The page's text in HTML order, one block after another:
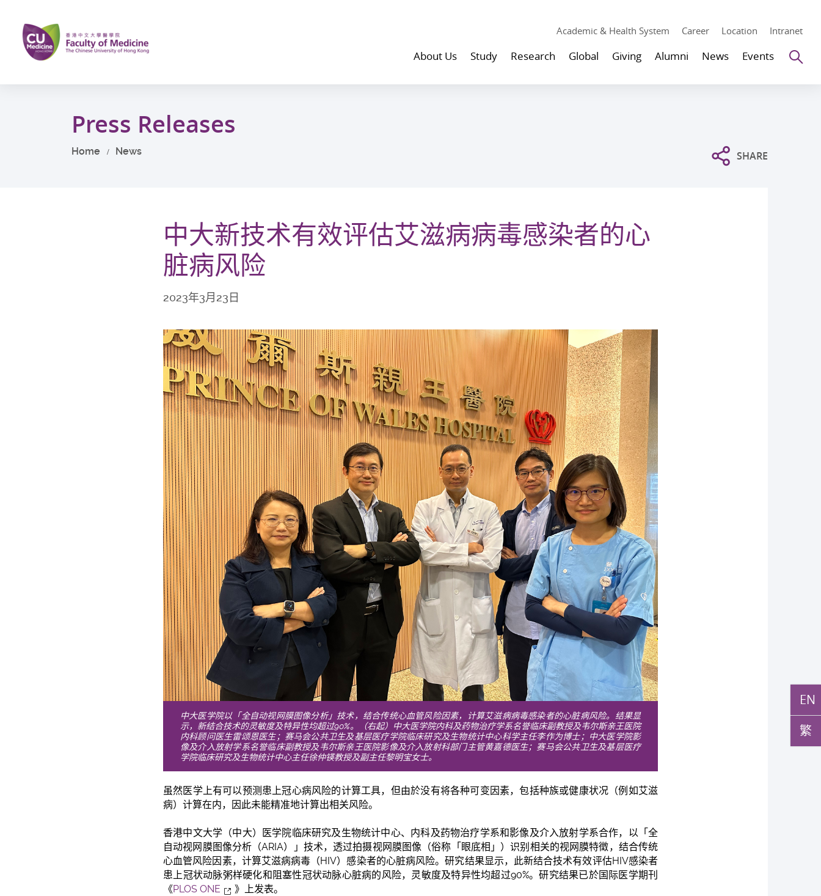
main
content
Academic & Health System Career Location Intranet
About Us Study Research Global Giving Alumni News Events
Press Releases
Home News SHARE
EN
繁
中大新技术有效评估艾滋病病毒感染者的心
脏病风险
2023年3月23日
中大医学院以「全自动视网膜图像分析」技术，结合传统心血管风险因素，计算艾滋病病毒感染者的心脏病风险。结果显
示，新结合技术的灵敏度及特异性均超过90%。
（右起）中大医学院内科及药物治疗学系名誉临床副教授及韦尔斯亲王医院
内科顾问医生雷颂恩医生；赛马会公共卫生及基层医疗学院临床研究及生物统计中心科学主任李作为博士；中大医学院影
像及介入放射学系名誉临床副教授及韦尔斯亲王医院影像及介入放射科部门主管黄嘉德医生；赛马会公共卫生及基层医疗
学院临床研究及生物统计中心主任徐仲锳教授及副主任黎明宝女士。
虽然医学上有可以预测患上冠心病风险的计算工具，但由於没有将各种可变因素，包括种族或健康状况（例如艾滋
病）计算在内，因此未能精准地计算出相关风险。
香港中文大学（中大）医学院临床研究及生物统计中心、内科及药物治疗学系和影像及介入放射学系合作，以「全
自动视网膜图像分析（ARIA）」技术，透过拍摄视网膜图像（俗称「眼底相」）识别相关的视网膜特徵，结合传统
心血管风险因素，计算艾滋病病毒（HIV）感染者的心脏病风险。研究结果显示，此新结合技术有效评估HIV感染者
患上冠状动脉粥样硬化和阻塞性冠状动脉心脏病的风险，灵敏度及特异性均超过90%。研究结果已於国际医学期刊
《PLOS ONE 》上发表。